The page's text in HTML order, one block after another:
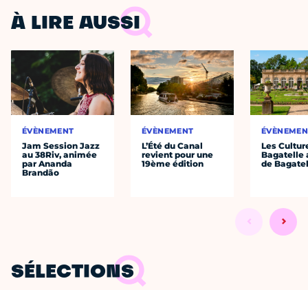
À LIRE AUSSI
ÉVÈNEMENT
Jam Session Jazz
au 38Riv, animée
par Ananda
Brandão
ÉVÈNEMENT
L’Été du Canal
revient pour une
19ème édition
Les
Bagatelle
de
SÉLECTIONS